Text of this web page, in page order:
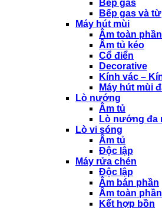
Bếp gas
Bếp gas và từ
Máy hút mùi
Âm toàn phần
Âm tủ kéo
Cổ điển
Decorative
Kính vác –
Máy hút mùi
Lò nướng
Âm tủ
Lò nướng đa
Lò vi sóng
Âm tủ
Độc lập
Máy rửa chén
Độc lập
Âm bán phần
Âm toàn phần
Kết hợp bồn